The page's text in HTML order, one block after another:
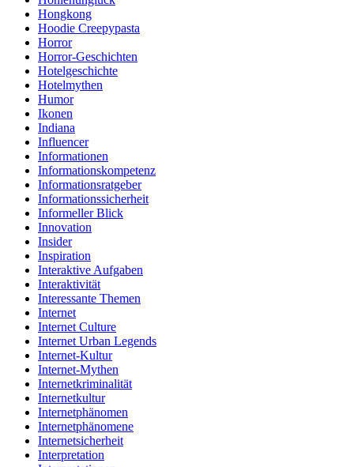
Hongkong
Hoodie Creepypasta
Horror
Horror-Geschichten
Hotelgeschichte
Hotelmythen
Humor
Ikonen
Indiana
Influencer
Informationen
Informationskompetenz
Informationsratgeber
Informationssicherheit
Informeller Blick
Innovation
Insider
Inspiration
Interaktive Aufgaben
Interaktivität
Interessante Themen
Internet
Internet Culture
Internet Urban Legends
Internet-Kultur
Internet-Mythen
Internetkriminalität
Internetkultur
Internetphänomen
Internetphänomene
Internetsicherheit
Interpretation